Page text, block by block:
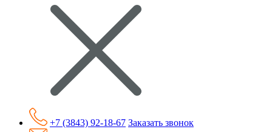
+7 (3843) 92-18-67 Заказать звонок